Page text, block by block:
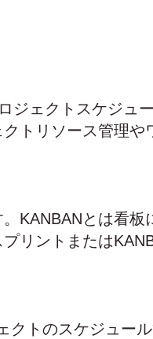
ジェクトスケジュ
トリソース管理や
KANBANとは看板
リントまたは
クトのスケジュー